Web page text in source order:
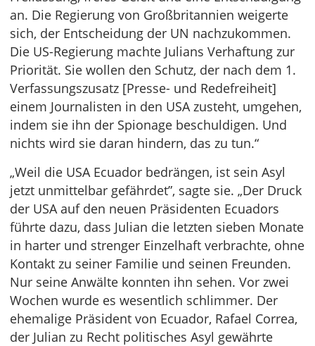
an. Die Regierung von Großbritannien weigerte
sich, der Entscheidung der UN nachzukommen.
Die US-Regierung machte Julians Verhaftung zur
Priorität. Sie wollen den Schutz, der nach dem 1.
Verfassungszusatz [Presse- und Redefreiheit]
einem Journalisten in den USA zusteht, umgehen,
indem sie ihn der Spionage beschuldigen. Und
nichts wird sie daran hindern, das zu tun.“
„Weil die USA Ecuador bedrängen, ist sein Asyl
jetzt unmittelbar gefährdet”, sagte sie. „Der Druck
der USA auf den neuen Präsidenten Ecuadors
führte dazu, dass Julian die letzten sieben Monate
in harter und strenger Einzelhaft verbrachte, ohne
Kontakt zu seiner Familie und seinen Freunden.
Nur seine Anwälte konnten ihn sehen. Vor zwei
Wochen wurde es wesentlich schlimmer. Der
ehemalige Präsident von Ecuador, Rafael Correa,
der Julian zu Recht politisches Asyl gewährte